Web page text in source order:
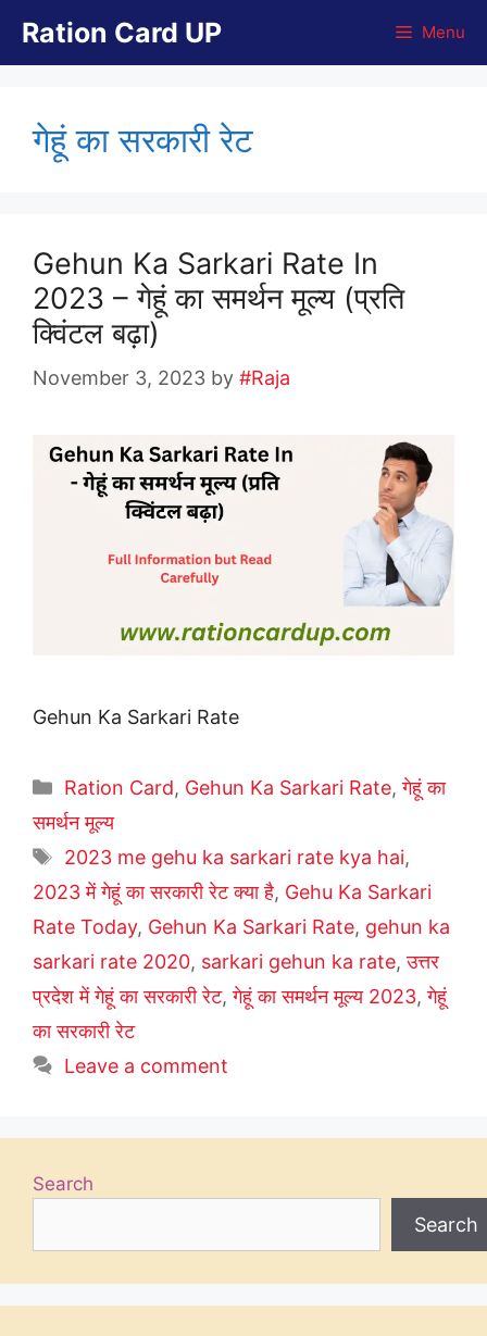
content
Ration Card UP Menu
गेहूं का सरकारी रेट
Gehun Ka Sarkari Rate In
2023 – गेहूं का समर्थन मूल्य (प्रति
क्विंटल बढ़ा)
November 3, 2023 by #Raja
Gehun Ka Sarkari Rate
Categories
Ration Card, Gehun Ka Sarkari Rate,गेहूं का
समर्थन मूल्य
Tags
2023 me gehu ka sarkari rate kya hai,
2023 में गेहूं का सरकारी रेट क्या है, Gehu Ka Sarkari
Rate Today, Gehun Ka Sarkari Rate, gehun ka
sarkari rate 2020, sarkari gehun ka rate,उत्तर
प्रदेश में गेहूं का सरकारी रेट,गेहूं का समर्थन मूल्य 2023,गेहूं
का सरकारी रेट
Leave a comment
Search
Search